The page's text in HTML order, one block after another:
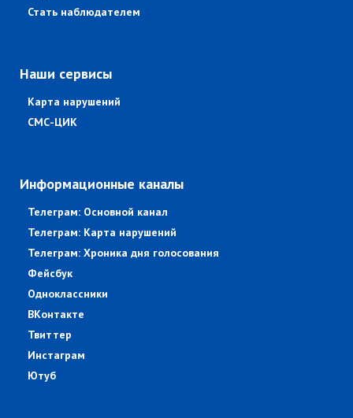
Стать наблюдателем
Наши сервисы
Карта нарушений
СМС-ЦИК
Информационные каналы
Телеграм: Основной канал
Телеграм: Карта нарушений
Телеграм: Хроника дня голосования
Фейсбук
Одноклассники
ВКонтакте
Твиттер
Инстаграм
Ютуб